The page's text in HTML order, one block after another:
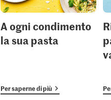
A ogni condimento
la sua pasta
Per saperne di più